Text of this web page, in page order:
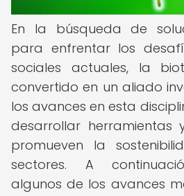
En la búsqueda de
para enfrentar los
sociales actuales, la
convertido en un aliado
los avances en esta
desarrollar herramientas
promueven la
sectores. A
algunos de los avances